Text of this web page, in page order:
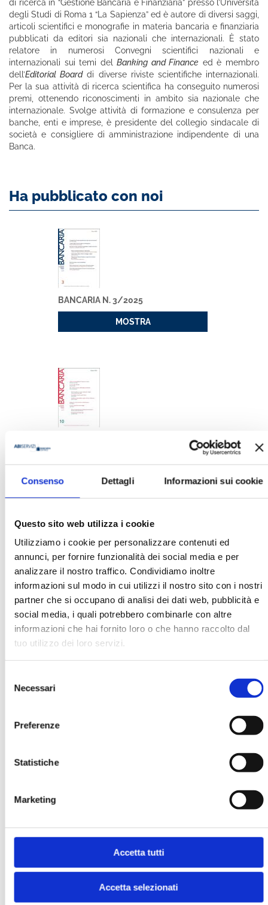
Consenso Dettagli Informazioni sui cookie
Questo sito web utilizza i cookie
Utilizziamo i cookie per personalizzare contenuti ed
annunci, per fornire funzionalità dei social media e per
analizzare il nostro traffico. Condividiamo inoltre
informazioni sul modo in cui utilizzi il nostro sito con i nostri
partner che si occupano di analisi dei dati web, pubblicità e
social media, i quali potrebbero combinarle con altre
informazioni che hai fornito loro o che hanno raccolto dal
tuo utilizzo dei loro servizi.
delNecessari
Preferenze
Statistiche
Marketing
Accetta tutti
Accetta selezionati
di ricerca in “Gestione Bancaria e Finanziaria” presso l’Università
degli Studi di Roma 1 “La Sapienza” ed è autore di diversi saggi,
articoli scientifici e monografie in materia bancaria e finanziaria
pubblicati da editori sia nazionali che internazionali. È stato
relatore in numerosi Convegni scientifici nazionali e
internazionali sui temi delBanking and Finance ed è membro
dell’Editorial Boarddi diverse riviste scientifiche internazionali.
Per la sua attività di ricerca scientifica ha conseguito numerosi
premi, ottenendo riconoscimenti in ambito sia nazionale che
internazionale. Svolge attività di formazione e consulenza per
banche, enti e imprese, è presidente del collegio sindacale di
società e consigliere di amministrazione indipendente di una
Banca.
Ha pubblicato con noi
BANCARIA N. 3/2025
MOSTRA
MOSTRA
BANCARIA N. 1/2016